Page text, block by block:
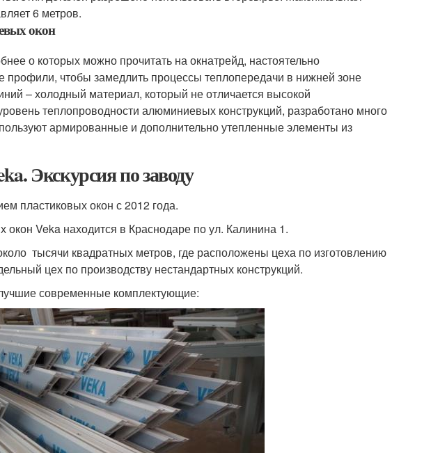
6 метров.
окон
о которых можно прочитать на окнатрейд, настоятельно
профили, чтобы замедлить процессы теплопередачи в нижней зоне
– холодный материал, который не отличается высокой
теплопроводности алюминиевых конструкций, разработано много
армированные и дополнительно утепленные элементы из
Экскурсия по заводу
пластиковых окон с 2012 года.
Veka находится в Краснодаре по ул. Калинина 1.
тысячи квадратных метров, где расположены цеха по изготовлению
цех по производству нестандартных конструкций.
современные комплектующие: